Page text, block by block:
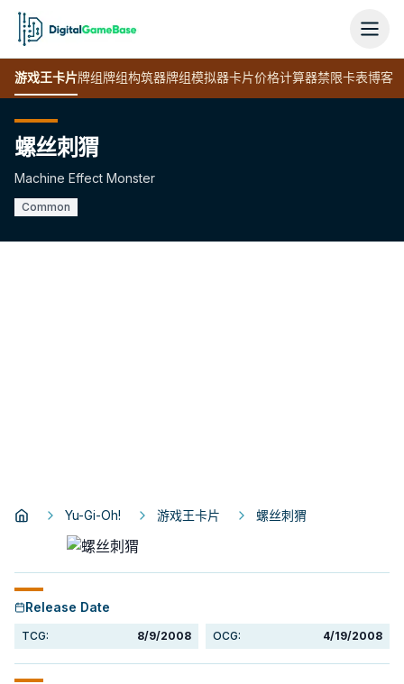
游戏王卡片牌组牌组构筑器牌组模拟器卡片价格计算器禁限卡表博客
螺丝刺猬
Machine Effect Monster
Common
Yu-Gi-Oh! 游戏王卡片 螺丝刺猬
Release Date
TCG: 8/9/2008 OCG: 4/19/2008